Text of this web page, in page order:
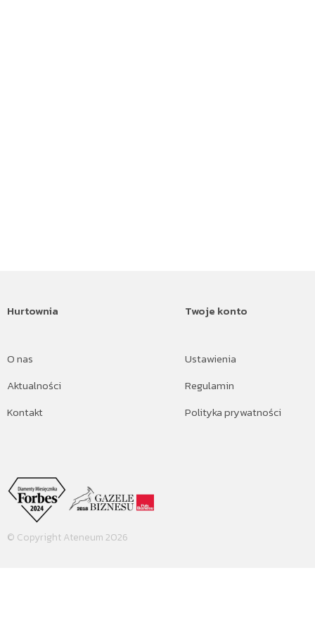
Hurtownia
O nas
Aktualności
Kontakt
Twoje konto
Ustawienia
Regulamin
Polityka prywatności
© Copyright Ateneum 2026